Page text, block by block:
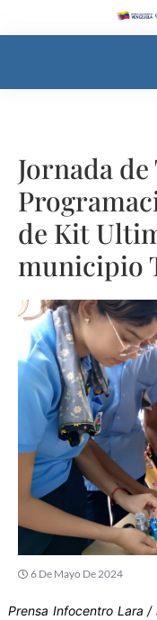
Jornada
de Kit
municipio
6 De Mayo De 2024
Prensa Infocentro Lara /